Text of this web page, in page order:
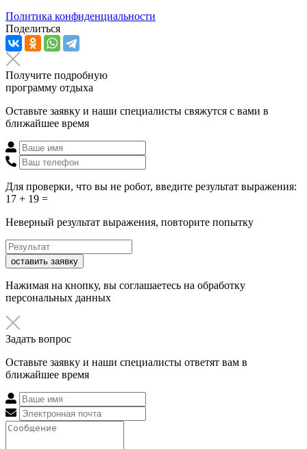
Политика конфиденциальности
Поделиться
Получите подробную
программу отдыха
Оставьте заявку и наши специалисты свяжутся с вами в
ближайшее время
Для проверки, что вы не робот, введите результат выражения:
17 + 19 =
Неверный результат выражения, повторите попытку
оставить заявку
Нажимая на кнопку, вы соглашаетесь на обработку
персональных данных
Задать вопрос
Оставьте заявку и наши специалисты ответят вам в
ближайшее время